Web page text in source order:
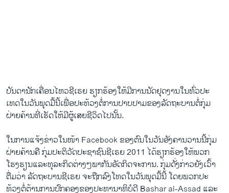
ບັນດາ​ນັກ​ເຄື່ອນ​ໄຫວ​ຊີ​ເຣຍ ຮຽກຮ້ອງ​ໃຫ້​ມີ​ກາ​ນນັດ​ຢຸດ​ງານໃນທົ່ວປະ​
ເທດ​ໃນ​ວັນ​ພຸດ​ມື້​ນີ້​ເພື່ອ​ປະ​ທ້ວງ​ຕໍ່ການ​ປາບ​ປາມຂອງ​ລັດຖະບານຕໍ່​ກຸ່ມ​
ຝ່າຍ​ຄ້ານ​ທີ່​ເຮັດ​ໃຫ້​ມີ​ຜູ້​ເສຍ​ຊີວິດ​ໄປ​ນັ້ນ.
ໃນ​ການ​ແຈ້ງ​ຂ່າວ​ໃນ​ໜ້າ Facebook ຂອງ​ຕົນ​ໃນ​ວັນ​ອັງຄານ​ວານ​ນີ້ກຸ່ມ
ຝ່າຍ​ຄ້ານຄື ກຸ່ມ​ປະຕິວັດ​ປະຊາຊົນ​ຊີ​ເຣຍ 2011 ​ໄດ້​ຮຽກຮ້ອງ​ໃຫ້​ພວກ​
ໂຮງຮຽນ​ແລະ​ທຸລະ​ກິດ​ຕ່າງໆ​ພາກັນ​ອັດ​ກິດຈະການ. ກຸ່ມ​ດັ່ງກ່າວ​ຍັງ​ເວົ້າ​
ຕື່ມ​ວ່າ ລັດຖະບານ​ຊີ​ເຣຍ ຈະ​ຖືກ​ລົງ​ໂທດ​ໃນ​ວັນ​ພຸດ​ມື້​ນີ້​ ໂດຍ​ພວກ​ປະ​
ທ້ວງ​ຕໍ່​ຕ້ານການ​ປົກຄອງ​ຂອງ​ປະທາ​ນາ​ທິບໍດີ Bashar al-Assad ​ແລະ​